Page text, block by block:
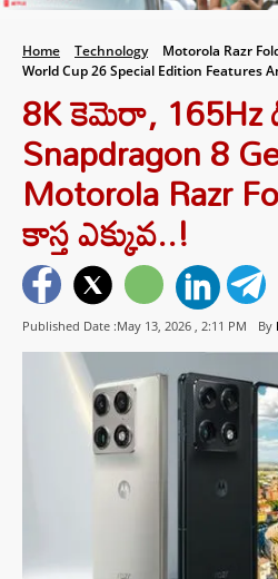
Home Technology
Motorola Razr
World Cup 26 Special Edition Features
8K కెమెరా, 165Hz
Snapdragon 8
Motorola Razr
కాస్త ఎక్కువ..!
Published Date :May 13, 2026 , 2:11 PM By